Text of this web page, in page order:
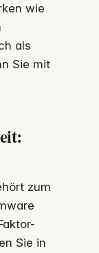
wie
als
Sie mit
zum
Sie in